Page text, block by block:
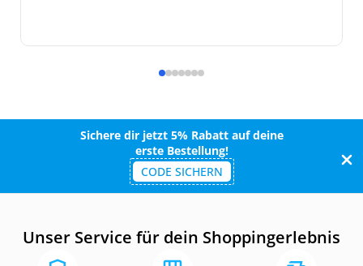
Sichere dir jetzt 5% Rabatt auf deine
erste Bestellung!
CODE SICHERN
Unser Service für dein Shoppingerlebnis